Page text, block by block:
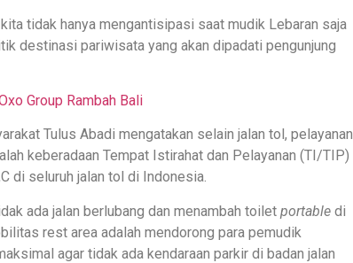
tidak hanya mengantisipasi saat mudik Lebaran saja
destinasi pariwisata yang akan dipadati pengunjung
Group Rambah Bali
Tulus Abadi mengatakan selain jalan tol, pelayanan
keberadaan Tempat Istirahat dan Pelayanan (TI/TIP)
di seluruh jalan tol di Indonesia.
ada jalan berlubang dan menambah toilet portable di
rest area adalah mendorong para pemudik
agar tidak ada kendaraan parkir di badan jalan